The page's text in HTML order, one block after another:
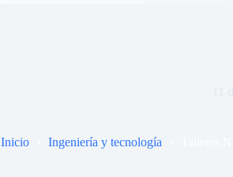
Inicio Ingeniería y tecnología